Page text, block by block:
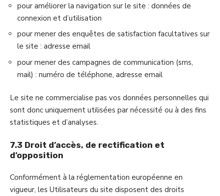
pour améliorer la navigation sur le site : données de
connexion et d’utilisation
pour mener des enquêtes de satisfaction facultatives sur
le site : adresse email
pour mener des campagnes de communication (sms,
mail) : numéro de téléphone, adresse email
Le site ne commercialise pas vos données personnelles qui
sont donc uniquement utilisées par nécessité ou à des fins
statistiques et d’analyses.
7.3 Droit d’accès, de rectification et
d’opposition
Conformément à la réglementation européenne en
vigueur, les Utilisateurs du site disposent des droits